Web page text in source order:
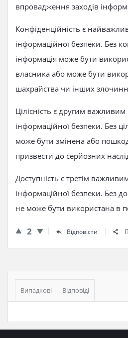
впровадження заходів
Конфіденційність є
інформаційної безпеки. Без
інформація може бути
власника або може бути
шахрайства чи інших
Цілісність є другим
інформаційної безпеки. Без
може бути змінена або
призвести до серйозних
Доступність є третім
інформаційної безпеки. Без
не може бути використана в
2 Відповісти
Бічна
панель
Випадкові Відповіді